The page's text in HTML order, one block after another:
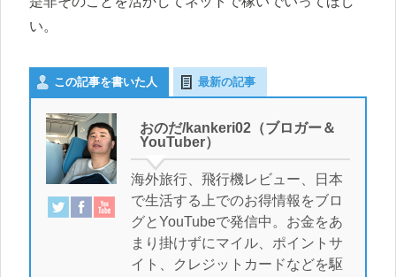
い。
この記事を書いた人 最新の記事
おのだ/kankeri02（ブロガー＆
YouTuber）
海外旅行、飛行機レビュー、日本
で生活する上でのお得情報をブロ
グとYouTubeで発信中。お金をあ
まり掛けずにマイル、ポイントサ
イト、クレジットカードなどを駆